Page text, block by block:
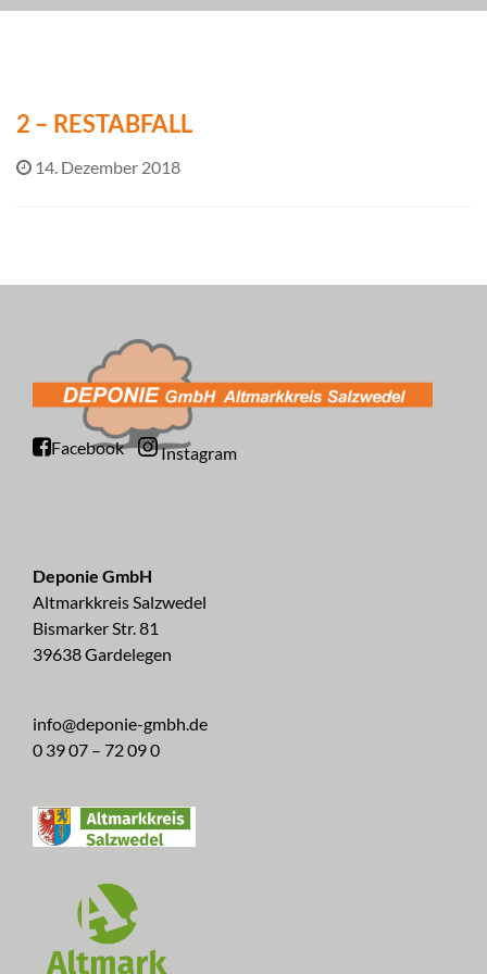
2 – RESTABFALL
14. Dezember 2018
Facebook Instagram
Deponie GmbH
Altmarkkreis Salzwedel
Bismarker Str. 81
39638 Gardelegen
info@deponie-gmbh.de
0 39 07 – 72 09 0